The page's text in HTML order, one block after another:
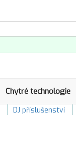
Chytré technologie
DJ příslušenství